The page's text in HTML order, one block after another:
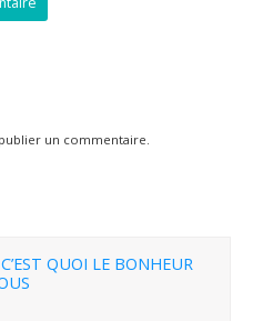
un commentaire.
QUOI LE BONHEUR